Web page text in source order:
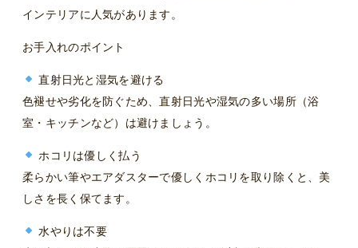
インテリアに人気があります。
お手入れのポイント
直射日光と湿気を避ける
色褪せや劣化を防ぐため、直射日光や湿気の多い場所（浴
室・キッチンなど）は避けましょう。
ホコリは優しく払う
柔らかい筆やエアダスターで優しくホコリを取り除くと、美
しさを長く保てます。
水やりは不要